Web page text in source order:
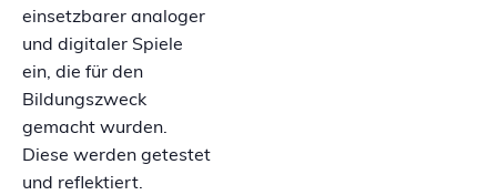
einsetzbarer analoger
und digitaler Spiele
ein, die für den
Bildungszweck
gemacht wurden.
Diese werden getestet
und reflektiert.